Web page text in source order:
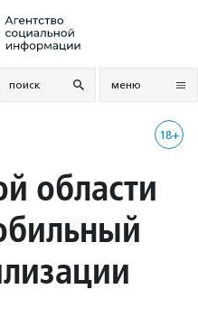
поиск меню
18+
области